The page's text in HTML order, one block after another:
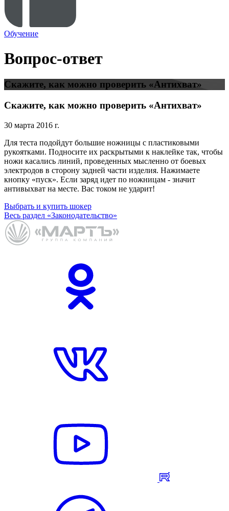
Обучение
Вопрос-ответ
Скажите, как можно проверить «Антихват»
Скажите, как можно проверить «Антихват»
30 марта 2016 г.
Для теста подойдут большие ножницы с пластиковыми
рукоятками. Подносите их раскрытыми к наклейке так, чтобы
ножи касались линий, проведенных мысленно от боевых
электродов в сторону задней части изделия. Нажимаете
кнопку «пуск». Если заряд идет по ножницам - значит
антивыхват на месте. Вас током не ударит!
Выбрать и купить шокер
Весь раздел «Законодательство»